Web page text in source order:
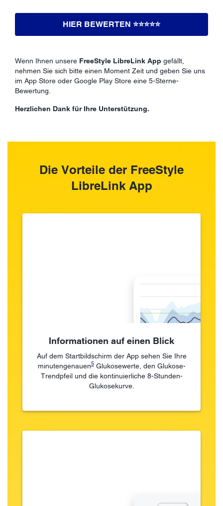
HIER BEWERTEN ⭐️⭐️⭐️⭐️⭐️
Wenn Ihnen unsere FreeStyle LibreLink App gefällt,
nehmen Sie sich bitte einen Moment Zeit und geben Sie uns
im App Store oder Google Play Store eine 5-Sterne-
Bewertung.
Herzlichen Dank für Ihre Unterstützung.
Die Vorteile der FreeStyle
LibreLink App
Informationen auf einen Blick
Auf dem Startbildschirm der App sehen Sie Ihre
minutengenauen5Glukosewerte, den Glukose-
Trendpfeil und die kontinuierliche 8-Stunden-
Glukosekurve.